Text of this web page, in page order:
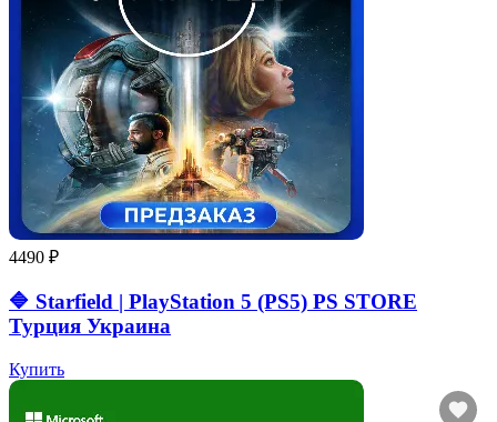
4490 ₽
🔷 Starfield | PlayStation 5 (PS5) PS STORE
Турция Украина
Купить